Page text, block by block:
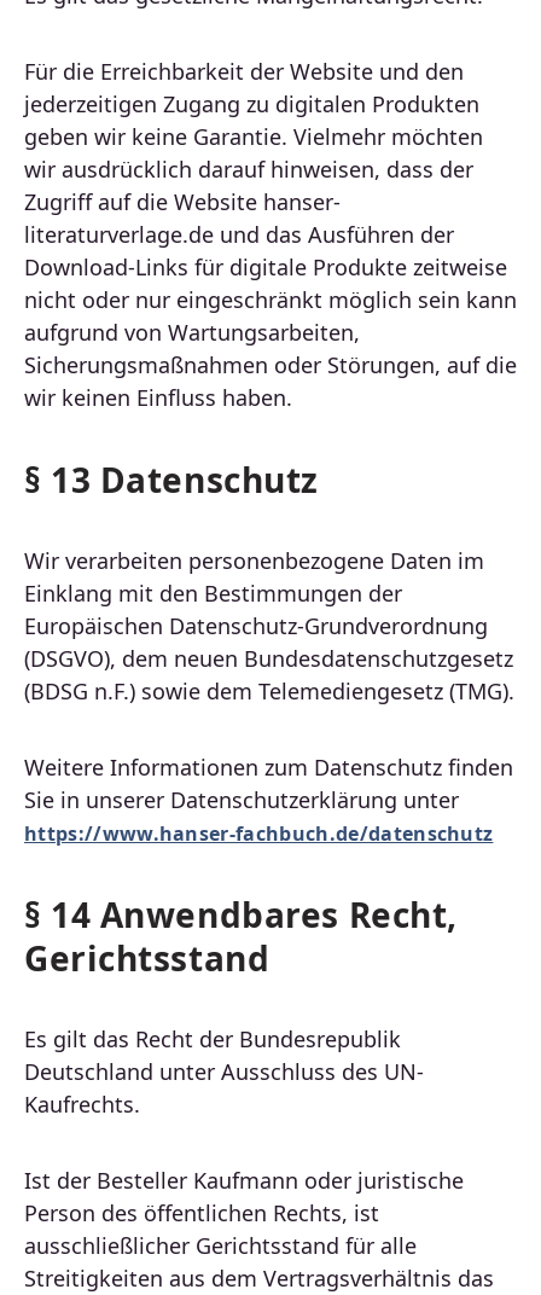
Für die Erreichbarkeit der Website und den
jederzeitigen Zugang zu digitalen Produkten
geben wir keine Garantie. Vielmehr möchten
wir ausdrücklich darauf hinweisen, dass der
Zugriff auf die Website hanser-
literaturverlage.de und das Ausführen der
Download-Links für digitale Produkte zeitweise
nicht oder nur eingeschränkt möglich sein kann
aufgrund von Wartungsarbeiten,
Sicherungsmaßnahmen oder Störungen, auf die
wir keinen Einfluss haben.
§ 13 Datenschutz
Wir verarbeiten personenbezogene Daten im
Einklang mit den Bestimmungen der
Europäischen Datenschutz-Grundverordnung
(DSGVO), dem neuen Bundesdatenschutzgesetz
(BDSG n.F.) sowie dem Telemediengesetz (TMG).
Weitere Informationen zum Datenschutz finden
Sie in unserer Datenschutzerklärung unter
https://www.hanser-fachbuch.de/datenschutz
§ 14 Anwendbares Recht,
Gerichtsstand
Es gilt das Recht der Bundesrepublik
Deutschland unter Ausschluss des UN-
Kaufrechts.
Ist der Besteller Kaufmann oder juristische
Person des öffentlichen Rechts, ist
ausschließlicher Gerichtsstand für alle
Streitigkeiten aus dem Vertragsverhältnis das